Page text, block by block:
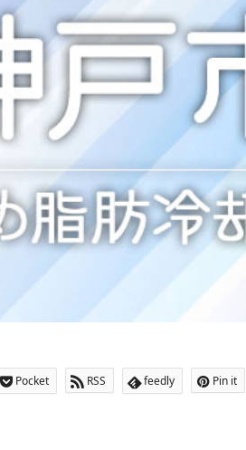
Pocket RSS feedly Pin it